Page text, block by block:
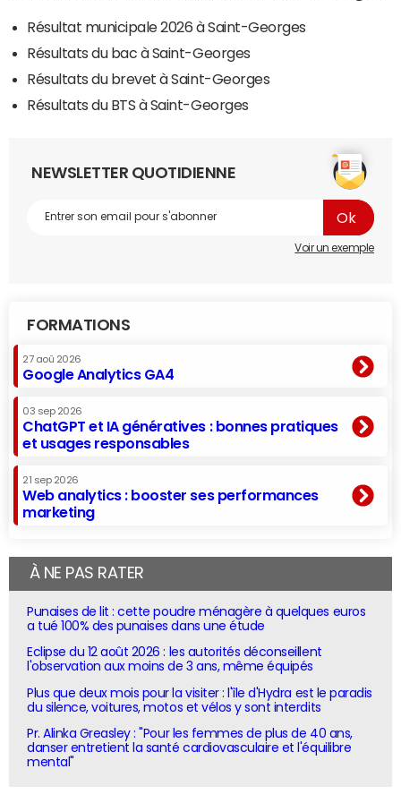
Résultat municipale 2026 à Saint-Georges
Résultats du bac à Saint-Georges
Résultats du brevet à Saint-Georges
Résultats du BTS à Saint-Georges
NEWSLETTER QUOTIDIENNE
Voir un exemple
FORMATIONS
27 aoû 2026
Google Analytics GA4
03 sep 2026
ChatGPT et IA génératives : bonnes pratiques
et usages responsables
21 sep 2026
Web analytics : booster ses performances
marketing
À NE PAS RATER
Punaises de lit : cette poudre ménagère à quelques euros
a tué 100% des punaises dans une étude
Eclipse du 12 août 2026 : les autorités déconseillent
l'observation aux moins de 3 ans, même équipés
Plus que deux mois pour la visiter : l'île d'Hydra est le paradis
du silence, voitures, motos et vélos y sont interdits
Pr. Alinka Greasley : "Pour les femmes de plus de 40 ans,
danser entretient la santé cardiovasculaire et l'équilibre
mental"